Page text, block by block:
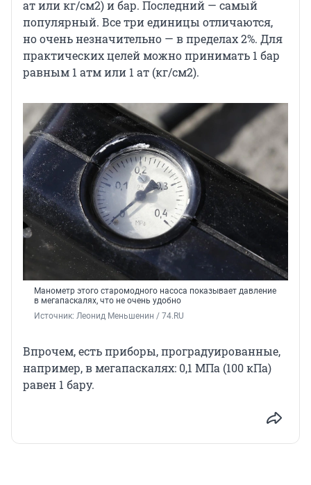
ат или кг/см2) и бар. Последний — самый
популярный. Все три единицы отличаются,
но очень незначительно — в пределах 2%. Для
практических целей можно принимать 1 бар
равным 1 атм или 1 ат (кг/см2).
Манометр этого старомодного насоса показывает давление
в мегапаскалях, что не очень удобно
Источник: Леонид Меньшенин / 74.RU
Впрочем, есть приборы, проградуированные,
например, в мегапаскалях: 0,1 МПа (100 кПа)
равен 1 бару.